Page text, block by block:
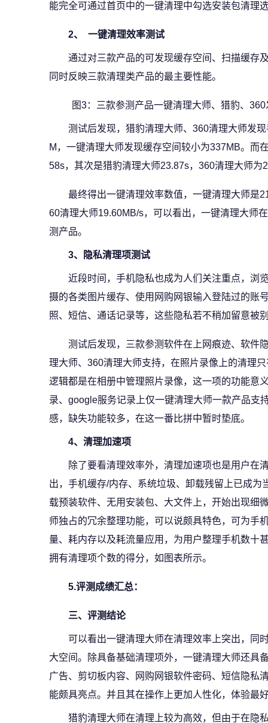
能完全可通过首页中的一键清理中勾选安装包清理
2、 一键清理效率测试
通过对三款产品的可发现缓存空间、扫描缓存
同时反映三款清理类产品的最主要性能。
图3：三款参测产品一键清理大师、猎豹、
测试后发现，猎豹清理大师、360清理大师发
M，一键清理大师发现缓存空间较小为337MB。而
58s，其次是猎豹清理大师23.87s，360清理大师为
最终得出一键清理效率数值，一键清理大师是
60清理大师19.60MB/s，可以看出，一键清理大师
测产品。
3、隐私清理项测试
近段时间，手机隐私也成为人们关注重点，浏
摄的各类图片缓存、使用网购网银输入登陆过的账
照、短信、通话记录等，这些隐私若不稍加留意被
测试后发现，三款参测软件在上网痕迹、软件
理大师、360清理大师支持，在照片录像上的清理
逻辑都是在相册中管理照片录像，这一项的功能意
录、google服务记录上仅一键清理大师一款产品支
感，缺失功能较多，在这一番比拼中暂时垫底。
4、清理加速项
除了要看清理效率外，清理加速项也是用户在
出，手机缓存/内存、系统垃圾、卸载残留上已成
载预装软件、无用安装包、大文件上，开始出现细
师独占的冗余整理功能，可以说颇具特色，可为手
量、耗内存以及耗流量应用，为用户整理手机数十
拥有清理项个数的得分，如图表所示。
5.评测成绩汇总：
三、评测结论
可以看出一键清理大师在清理效率上突出，同
大空间。除具备基础清理项外，一键清理大师还具
广告、剪切板内容、网购网银软件密码、短信隐私
能颇具亮点。并且其在操作上更加人性化，体验最
猎豹清理大师在清理上较为高效，但由于在隐